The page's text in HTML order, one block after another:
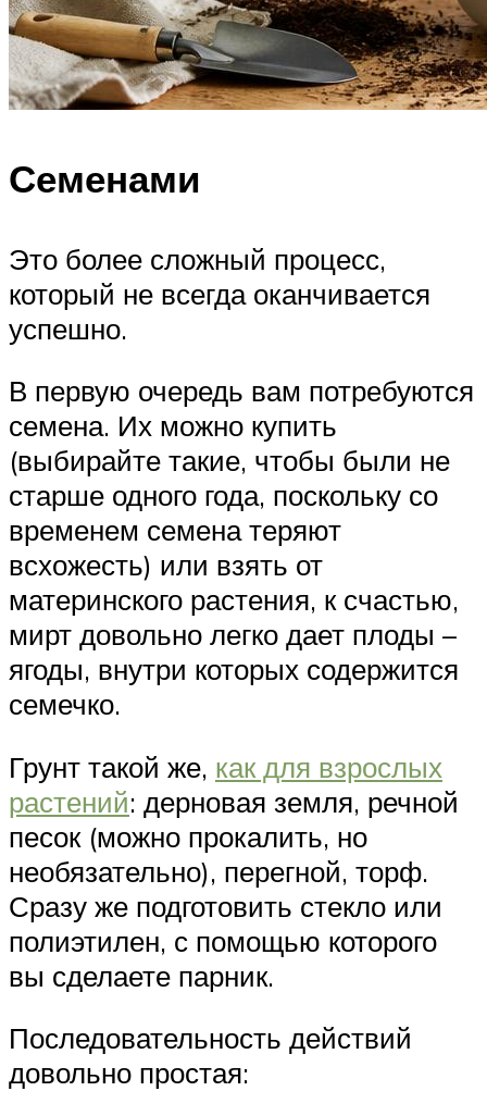
Семенами
Это более сложный процесс,
который не всегда оканчивается
успешно.
В первую очередь вам потребуются
семена. Их можно купить
(выбирайте такие, чтобы были не
старше одного года, поскольку со
временем семена теряют
всхожесть) или взять от
материнского растения, к счастью,
мирт довольно легко дает плоды –
ягоды, внутри которых содержится
семечко.
Грунт такой же, как для взрослых
растений: дерновая земля, речной
песок (можно прокалить, но
необязательно), перегной, торф.
Сразу же подготовить стекло или
полиэтилен, с помощью которого
вы сделаете парник.
Последовательность действий
довольно простая: